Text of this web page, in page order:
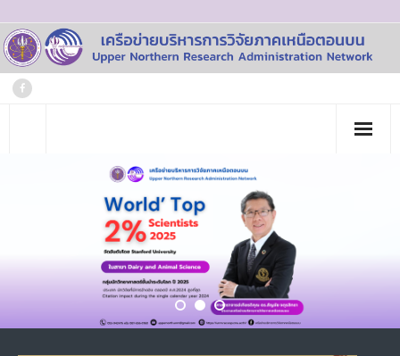
Skip
to
content
- ประวัติเครือข่าย
- คณะทำงาน
ข่าวประชาสัมพันธ์
ภาพกิจกรรม